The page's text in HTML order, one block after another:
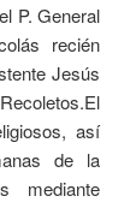
P. General
recién
Jesús
así
de la
mediante